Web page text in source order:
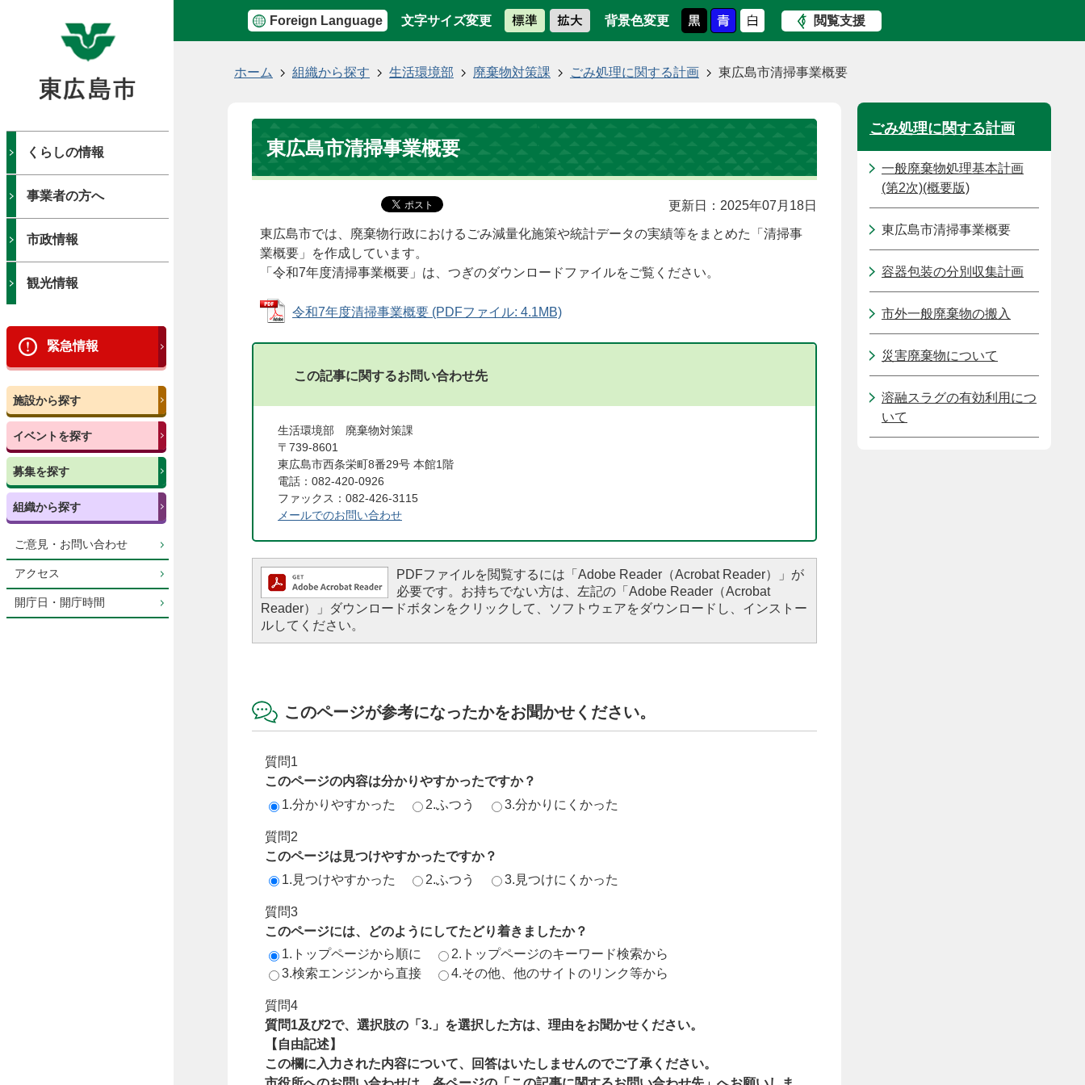
Foreign Language 文字サイズ変更 背景色変更 閲覧支援
くらしの情報
事業者の方へ
市政情報
観光情報
緊急情報
施設から探す
イベントを探す
募集を探す
組織から探す
ご意見・お問い合わせ
アクセス
開庁日・開庁時間
ホーム 組織から探す 生活環境部 廃棄物対策課 ごみ処理に関する計画 東広島市清掃事業概要
東広島市清掃事業概要
更新日：2025年07月18日
東広島市では、廃棄物行政におけるごみ減量化施策や統計データの実績等をまとめた「清掃事
業概要」を作成しています。
「令和7年度清掃事業概要」は、つぎのダウンロードファイルをご覧ください。
令和7年度清掃事業概要 (PDFファイル: 4.1MB)
この記事に関するお問い合わせ先
生活環境部 廃棄物対策課
〒739-8601
東広島市西条栄町8番29号 本館1階
電話：082-420-0926
ファックス：082-426-3115
メールでのお問い合わせ
PDFファイルを閲覧するには「Adobe Reader（Acrobat Reader）」が
必要です。お持ちでない方は、左記の「Adobe Reader（Acrobat
Reader）」ダウンロードボタンをクリックして、ソフトウェアをダウンロードし、インストー
ルしてください。
このページが参考になったかをお聞かせください。
質問1
このページの内容は分かりやすかったですか？
1.分かりやすかった
2.ふつう 3.分かりにくかった
質問2
このページは見つけやすかったですか？
1.見つけやすかった
2.ふつう 3.見つけにくかった
質問3
このページには、どのようにしてたどり着きましたか？
1.トップページから順に
2.トップページのキーワード検索から
3.検索エンジンから直接
4.その他、他のサイトのリンク等から
質問4
質問1及び2で、選択肢の「3.」を選択した方は、理由をお聞かせください。
【自由記述】
この欄に入力された内容について、回答はいたしませんのでご了承ください。
ごみ処理に関する計画
一般廃棄物処理基本計画
(第2次)(概要版)
東広島市清掃事業概要
容器包装の分別収集計画
市外一般廃棄物の搬入
災害廃棄物について
溶融スラグの有効利用につ
いて